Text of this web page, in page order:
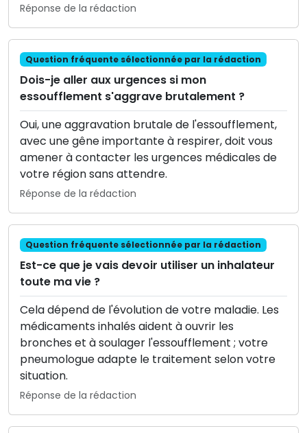
Réponse de la rédaction
Question fréquente sélectionnée par la rédaction
Dois-je aller aux urgences si mon
essoufflement s'aggrave brutalement ?
Oui, une aggravation brutale de l'essoufflement,
avec une gêne importante à respirer, doit vous
amener à contacter les urgences médicales de
votre région sans attendre.
Réponse de la rédaction
Question fréquente sélectionnée par la rédaction
Est-ce que je vais devoir utiliser un inhalateur
toute ma vie ?
Cela dépend de l'évolution de votre maladie. Les
médicaments inhalés aident à ouvrir les
bronches et à soulager l'essoufflement ; votre
pneumologue adapte le traitement selon votre
situation.
Réponse de la rédaction